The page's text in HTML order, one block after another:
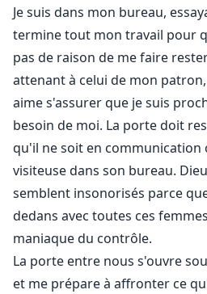
différemment.
Je sais qu'il est mal de
J'essaie de lutter contre cela
que du sexe. Quel mal cela
pouvais pas être plus dans
commence comme du simple
que je n'aurais jamais pu
Mon patron n'est pas
mais dans tous les aspects de
parler des relations Dom/sub,
quelque chose à laquelle
Alors que les choses
Je suis dans mon bureau,
termine tout mon travail pour
pas de raison de me faire
attenant à celui de mon
aime s'assurer que je suis
besoin de moi. La porte doit
qu'il ne soit en communication
visiteuse dans son bureau.
semblent insonorisés parce
dedans avec toutes ces
maniaque du contrôle.
La porte entre nous s'ouvre
et me prépare à affronter ce